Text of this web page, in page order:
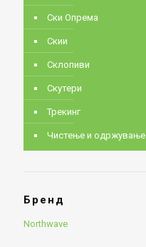
Ски Опрема
Скии
Склопиви
Скутери
Трекинг
Чистење и одржување
Бренд
Northwave